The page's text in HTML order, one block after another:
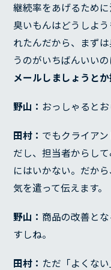
継続率をあげるために
臭いもんはどうしよ
れたんだから、まず
うのがいちばんいい
メールしましょうと
野山： おっしゃるとお
田村： でもクライア
だし、担当者からし
にはいかない。だか
気を遣って伝えます。
野山： 商品の改善と
すしね。
田村： ただ「よくな